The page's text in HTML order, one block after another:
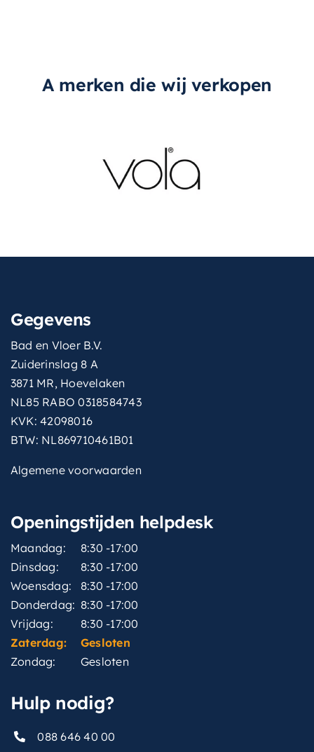
A merken die wij verkopen
Gegevens
Bad en Vloer B.V.
Zuiderinslag 8 A
3871 MR, Hoevelaken
NL85 RABO 0318584743
KVK: 42098016
BTW: NL869710461B01
Algemene voorwaarden
Openingstijden helpdesk
Maandag:
8:30 -17:00
Dinsdag:
8:30 -17:00
Woensdag:
8:30 -17:00
Donderdag: 8:30 -17:00
Vrijdag:
8:30 -17:00
Zaterdag:
Gesloten
Zondag:
Gesloten
Hulp nodig?
088 646 40 00